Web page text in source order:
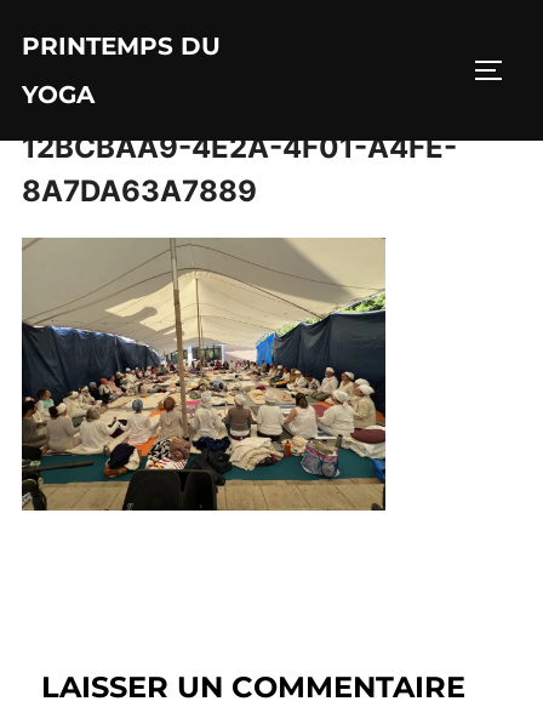
contenu
PRINTEMPS DU
YOGA
12BCBAA9-4E2A-4F01-A4FE-
8A7DA63A7889
LAISSER UN COMMENTAIRE